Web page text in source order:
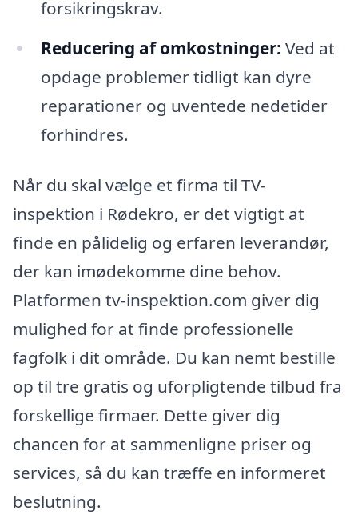
forsikringskrav.
Reducering af omkostninger: Ved at
opdage problemer tidligt kan dyre
reparationer og uventede nedetider
forhindres.
Når du skal vælge et firma til TV-
inspektion i Rødekro, er det vigtigt at
finde en pålidelig og erfaren leverandør,
der kan imødekomme dine behov.
Platformen tv-inspektion.com giver dig
mulighed for at finde professionelle
fagfolk i dit område. Du kan nemt bestille
op til tre gratis og uforpligtende tilbud fra
forskellige firmaer. Dette giver dig
chancen for at sammenligne priser og
services, så du kan træffe en informeret
beslutning.